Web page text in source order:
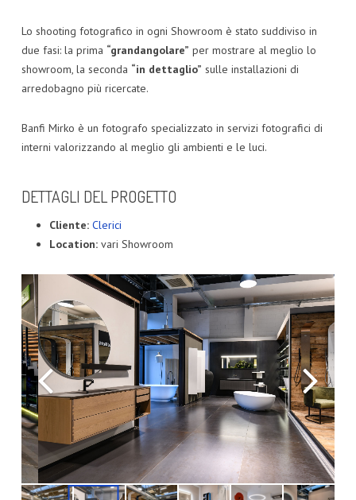
CONTATTAMI
Lo shooting fotografico in ogni Showroom è stato suddiviso in
due fasi: la prima “grandangolare” per mostrare al meglio lo
showroom, la seconda “in dettaglio” sulle installazioni di
arredobagno più ricercate.
Banfi Mirko è un fotografo specializzato in servizi fotografici di
interni valorizzando al meglio gli ambienti e le luci.
DETTAGLI DEL PROGETTO
Cliente: Clerici
Location:vari Showroom